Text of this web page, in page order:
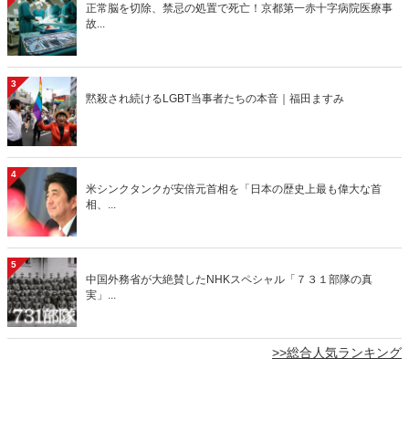
正常脳を切除、禁忌の処置で死亡！京都第一赤十字病院医療事
故...
3
黙殺され続けるLGBT当事者たちの本音｜福田ますみ
4
米シンクタンクが安倍元首相を「日本の歴史上最も偉大な首
相、...
5
中国外務省が大絶賛したNHKスペシャル「７３１部隊の真
実」...
>>総合人気ランキング